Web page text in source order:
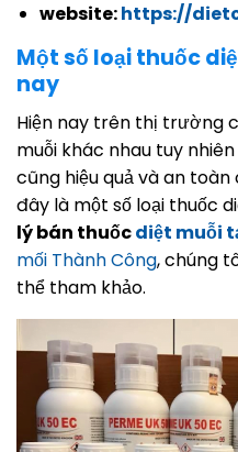
website:https://
Một số loại thuốc
nay
Hiện nay trên thị trường
muỗi khác nhau tuy
cũng hiệu quả và an
đây là một số loại thuốc
lý bán thuốcdiệt muỗi
mối Thành Công, chúng
thể tham khảo.